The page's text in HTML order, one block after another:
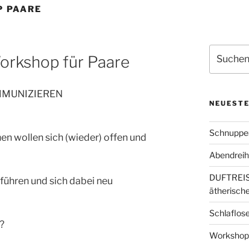
PAARE
für Paare
wollen sich (wieder) offen und
und sich dabei neu
nach: